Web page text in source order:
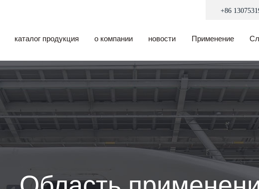
+86
каталог продукция о компании новости Применение